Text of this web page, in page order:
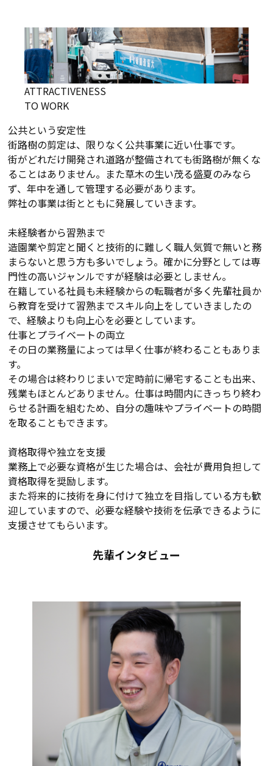
ATTRACTIVENESS
TO WORK
公共という安定性
街路樹の剪定は、限りなく公共事業に近い仕事です。
街がどれだけ開発され道路が整備されても街路樹が無くな
ることはありません。また草木の生い茂る盛夏のみなら
ず、年中を通して管理する必要があります。
弊社の事業は街とともに発展していきます。
未経験者から習熟まで
造園業や剪定と聞くと技術的に難しく職人気質で無いと務
まらないと思う方も多いでしょう。確かに分野としては専
門性の高いジャンルですが経験は必要としません。
在籍している社員も未経験からの転職者が多く先輩社員か
ら教育を受けて習熟までスキル向上をしていきましたの
で、経験よりも向上心を必要としています。
仕事とプライベートの両立
その日の業務量によっては早く仕事が終わることもありま
す。
その場合は終わりじまいで定時前に帰宅することも出来、
残業もほとんどありません。仕事は時間内にきっちり終わ
らせる計画を組むため、自分の趣味やプライベートの時間
を取ることもできます。
資格取得や独立を支援
業務上で必要な資格が生じた場合は、会社が費用負担して
資格取得を奨励します。
また将来的に技術を身に付けて独立を目指している方も歓
迎していますので、必要な経験や技術を伝承できるように
支援させてもらいます。
先輩インタビュー